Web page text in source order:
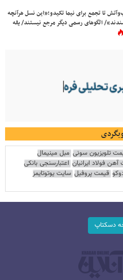
تا تجمع برای نیما تکیدو؛«این نسل هرآنچه
الگوهای رسمی دیگر مرجع نیستند/ یقه
تلویزیون سونی مبل مینیمال
فولاد ایرانیان اعتبارسنجی بانکی
قیمت پروفیل سایت یوتوتایمز
دسکتاپ